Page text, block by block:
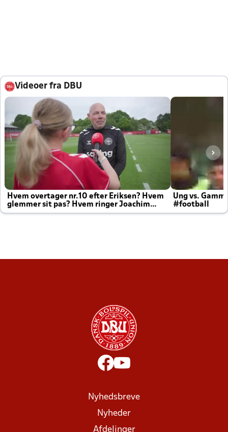
Videoer fra DBU
Hvem overtager nr.10 efter Eriksen? Hvem
glemmer sit pas? Hvem ringer Joachim
altid til efter kampe?
Ung vs.
#football
Nyhedsbreve
Nyheder
Afdelinger